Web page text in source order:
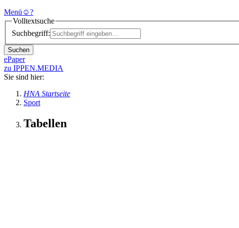
Menü ☺?
Volltextsuche
Suchbegriff:
Suchen
ePaper
zu IPPEN.MEDIA
Sie sind hier:
HNA Startseite
Sport
Tabellen